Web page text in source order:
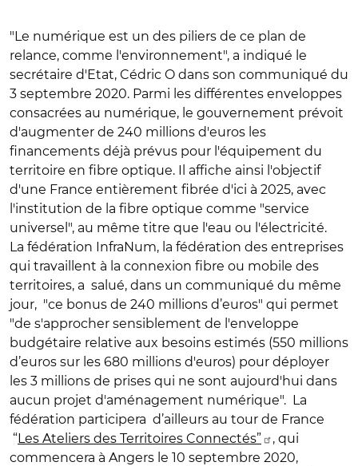
"Le numérique est un des piliers de ce plan de
relance, comme l'environnement", a indiqué le
secrétaire d'Etat, Cédric O dans son communiqué du
3 septembre 2020. Parmi les différentes enveloppes
consacrées au numérique, le gouvernement prévoit
d'augmenter de 240 millions d'euros les
financements déjà prévus pour l'équipement du
territoire en fibre optique. Il affiche ainsi l'objectif
d'une France entièrement fibrée d'ici à 2025, avec
l'institution de la fibre optique comme "service
universel", au même titre que l'eau ou l'électricité.
La fédération InfraNum, la fédération des entreprises
qui travaillent à la connexion fibre ou mobile des
territoires, a salué, dans un communiqué du même
jour, "ce bonus de 240 millions d’euros" qui permet
"de s'approcher sensiblement de l'enveloppe
budgétaire relative aux besoins estimés (550 millions
d’euros sur les 680 millions d'euros) pour déployer
les 3 millions de prises qui ne sont aujourd'hui dans
aucun projet d'aménagement numérique". La
fédération participera d’ailleurs au tour de France
“Les Ateliers des Territoires Connectés”
, qui
commencera à Angers le 10 septembre 2020,